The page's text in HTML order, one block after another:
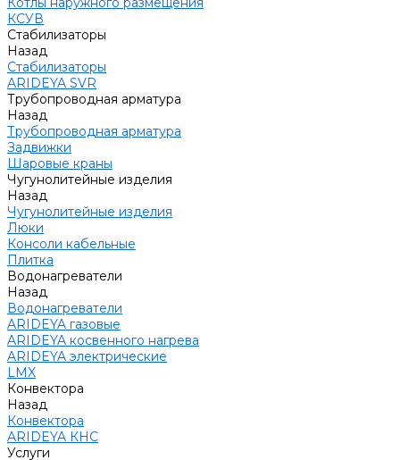
КСУВ
Стабилизаторы
Назад
Стабилизаторы
ARIDEYA SVR
Трубопроводная арматура
Назад
Трубопроводная арматура
Задвижки
Шаровые краны
Чугунолитейные изделия
Назад
Чугунолитейные изделия
Люки
Консоли кабельные
Плитка
Водонагреватели
Назад
Водонагреватели
ARIDEYA газовые
ARIDEYA косвенного нагрева
ARIDEYA электрические
LMX
Конвектора
Назад
Конвектора
ARIDEYA КНС
Услуги